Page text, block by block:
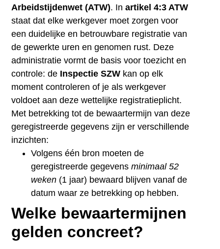
Arbeidstijdenwet (ATW). Inartikel 4:3 ATW
staat dat elke werkgever moet zorgen voor
een duidelijke en betrouwbare registratie van
de gewerkte uren en genomen rust. Deze
administratie vormt de basis voor toezicht en
controle: de Inspectie SZW kan op elk
moment controleren of je als werkgever
voldoet aan deze wettelijke registratieplicht.
Met betrekking tot de bewaartermijn van deze
geregistreerde gegevens zijn er verschillende
inzichten:
Volgens één bron moeten de
geregistreerde gegevensminimaal 52
weken (1 jaar) bewaard blijven vanaf de
datum waar ze betrekking op hebben.
Welke bewaartermijnen
gelden concreet?